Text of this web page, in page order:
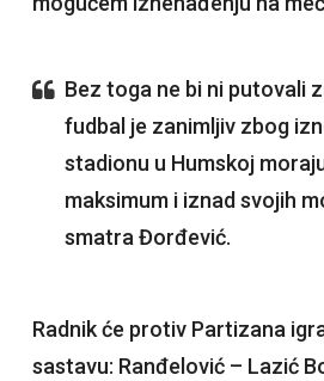
Bez toga ne bi ni putovali
fudbal je zanimljiv zbog
stadionu u Humskoj
maksimum i iznad svojih
smatra Đorđević.
Radnik će protiv Partizana
sastavu: Ranđelović – Lazić